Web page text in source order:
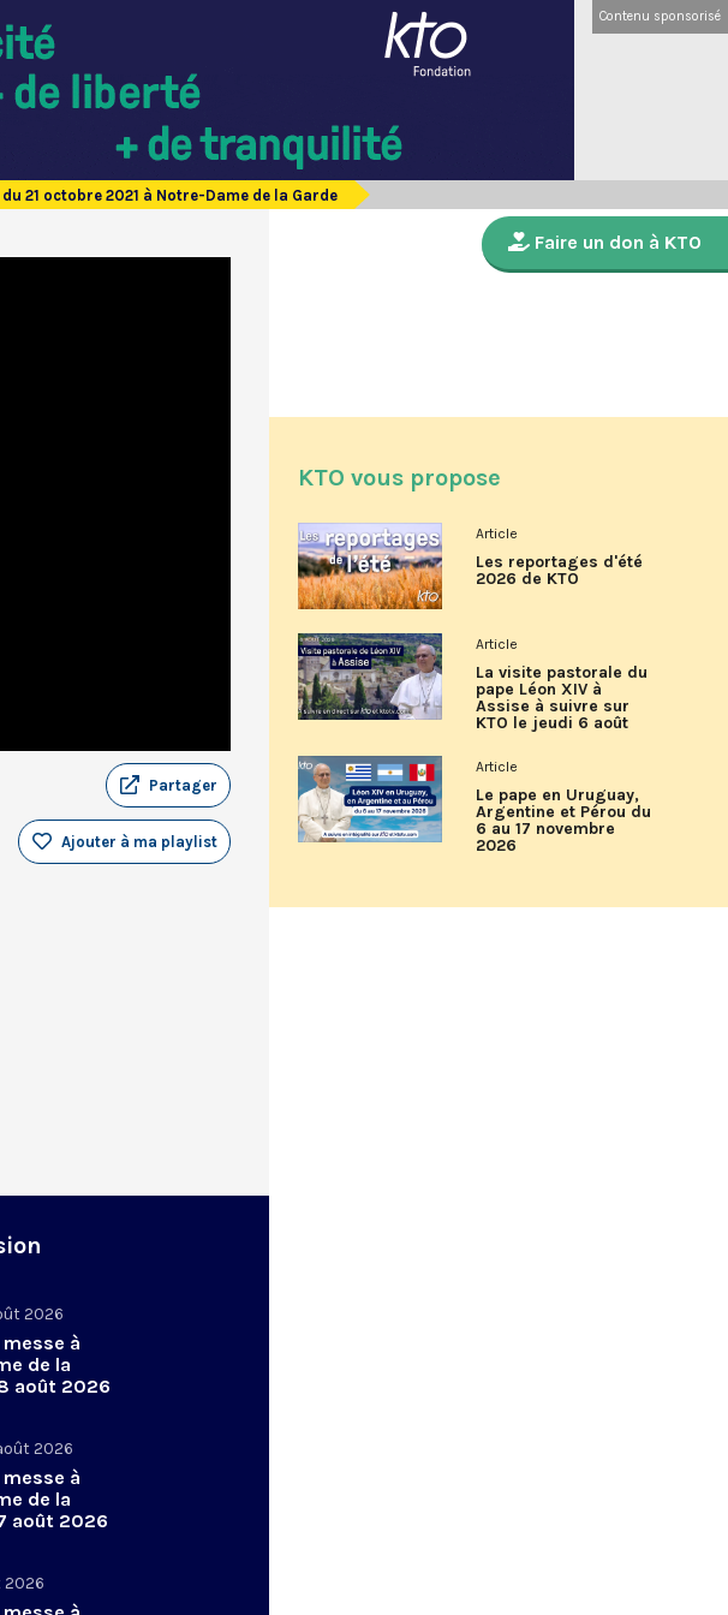
Contenu sponsorisé
21 octobre 2021 à Notre-Dame de la Garde
Partager
Ajouter à ma playlist
2026
à
de la
août 2026
2026
à
de la
août 2026
2026
Faire un don à KTO
KTO vous propose
Article
Les reportages d'été
2026 de KTO
Article
La visite pastorale du
pape Léon XIV à
Assise à suivre sur
KTO le jeudi 6 août
Article
Le pape en Uruguay,
Argentine et Pérou du
6 au 17 novembre
2026